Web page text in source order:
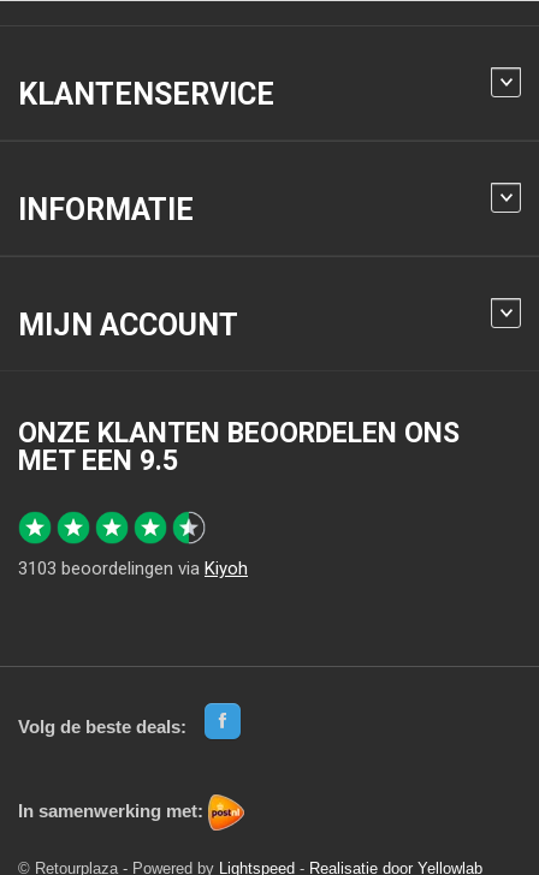
KLANTENSERVICE
INFORMATIE
MIJN ACCOUNT
ONZE KLANTEN BEOORDELEN ONS
MET EEN 9.5
3103 beoordelingen via Kiyoh
Volg de beste deals:
In samenwerking met:
© Retourplaza - Powered by Lightspeed - Realisatie door Yellowlab